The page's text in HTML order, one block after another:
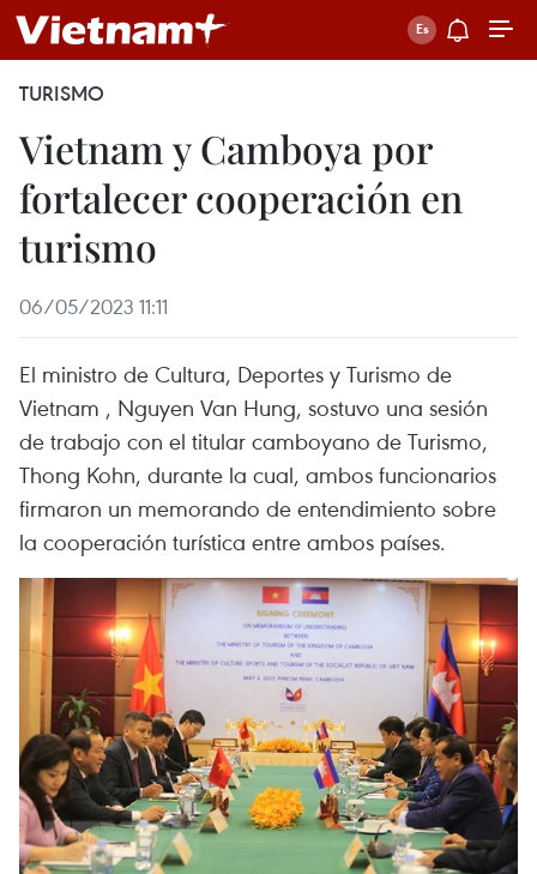
TURISMO
Vietnam y Camboya por
fortalecer cooperación en
turismo
06/05/2023 11:11
El ministro de Cultura, Deportes y Turismo de
Vietnam , Nguyen Van Hung, sostuvo una sesión
de trabajo con el titular camboyano de Turismo,
Thong Kohn, durante la cual, ambos funcionarios
firmaron un memorando de entendimiento sobre
la cooperación turística entre ambos países.